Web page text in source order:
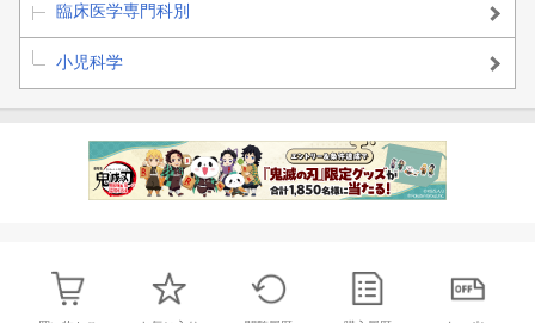
臨床医学専門科別
小児科学